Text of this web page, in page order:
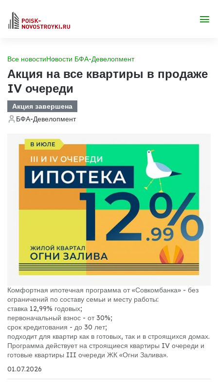
Все новостиНовости БФА-Девелопмент
Акция на все квартиры в продаже
IV очереди
Акция завершена
БФА-Девелопмент
Комфортная ипотечная программа от «Совкомбанка» - без
ограничений по составу семьи и месту работы:
ставка 12,99% годовых;
первоначальный взнос - от 30%;
срок кредитования - до 30 лет;
подходит для квартир как в готовых, так и в строящихся домах.
Программа действует на строящиеся квартиры IV очереди и
готовые квартиры III очереди ЖК «Огни Залива».
01.07.2026